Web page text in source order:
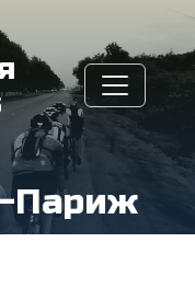
Париж